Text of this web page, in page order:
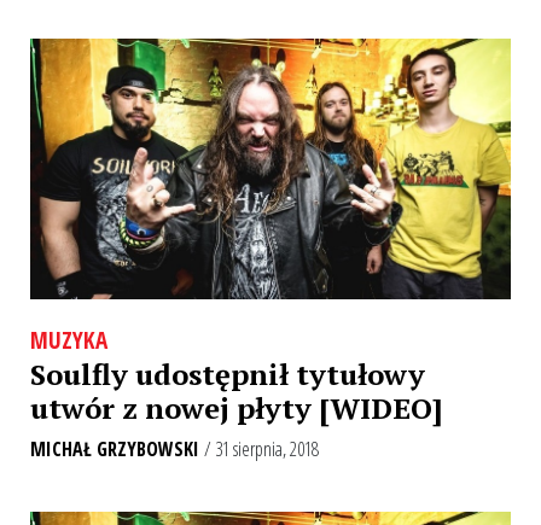
MUZYKA
Soulfly udostępnił tytułowy
utwór z nowej płyty [WIDEO]
MICHAŁ GRZYBOWSKI / 31 sierpnia, 2018